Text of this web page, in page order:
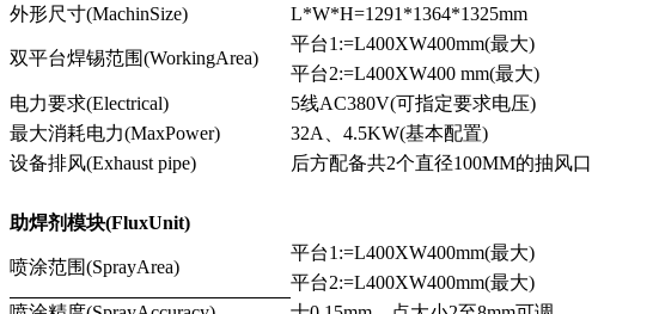
外形尺寸(MachinSize)
L*W*H=1291*1364*1325mm
双平台焊锡范围(WorkingArea)
平台1:=L400XW400mm(最大)
平台2:=L400XW400 mm(最大)
电力要求(Electrical)
5线AC380V(可指定要求电压)
最大消耗电力(MaxPower)
32A、4.5KW(基本配置)
设备排风(Exhaust pipe)
后方配备共2个直径100MM的抽风口
助焊剂模块(FluxUnit)
喷涂范围(SprayArea)
平台1:=L400XW400mm(最大)
平台2:=L400XW400mm(最大)